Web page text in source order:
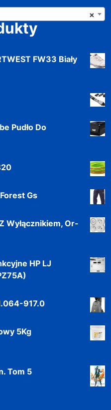
×
FW33 Biały
Pudło Do
Gs
Wyłącznikiem, Or-
HP LJ
917.0
5Kg
Tom 5